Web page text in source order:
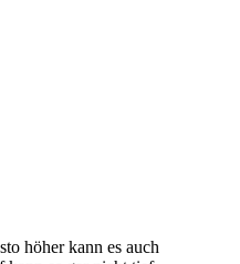
höher kann es auch